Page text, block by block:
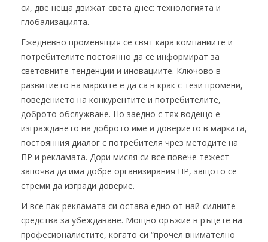
си, две неща движат света днес: технологията и
глобализацията.
Ежедневно променящия се свят кара компаниите и
потребителите постоянно да се информират за
световните тенденции и иновациите. Ключово в
развитието на марките е да са в крак с тези промени,
поведението на конкурентите и потребителите,
доброто обслужване. Но заедно с тях водещо е
изграждането на доброто име и доверието в марката,
постоянния диалог с потребителя чрез методите на
ПР и рекламата. Дори мисля си все повече тежест
започва да има добре организирания ПР, защото се
стреми да изгради доверие.
И все пак рекламата си остава едно от най-силните
средства за убеждаване. Мощно оръжие в ръцете на
професионалистите, когато си “прочел внимателно